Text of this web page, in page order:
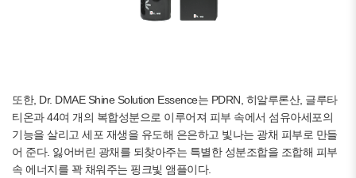
또한, Dr. DMAE Shine Solution Essence는 PDRN, 히알루론산, 글루타
티온과 44여 개의 복합성분으로 이루어져 피부 속에서 섬유아세포의
기능을 살리고 세포 재생을 유도해 은은하고 빛나는 광채 피부로 만들
어 준다. 잃어버린 광채를 되찾아주는 특별한 성분조합을 조합해 피부
속 에너지를 꽉 채워주는 핑크빛 앰플이다.